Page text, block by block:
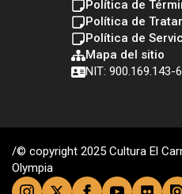
Política de
Política de
Política de
Mapa del sitio
NIT: 900.169.143-6
/© copyright 2025 Cultura El
Olympia